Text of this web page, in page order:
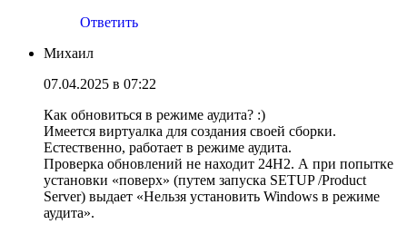
Ответить
Михаил
07.04.2025 в 07:22
Как обновиться в режиме аудита? :)
Имеется виртуалка для создания своей сборки.
Естественно, работает в режиме аудита.
Проверка обновлений не находит 24H2. А при попытке
установки «поверх» (путем запуска SETUP /Product
Server) выдает «Нельзя установить Windows в режиме
аудита».